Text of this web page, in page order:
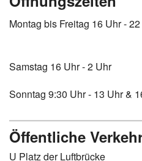
Montag bis Freitag 16 Uhr -
Samstag 16 Uhr - 2 Uhr
Sonntag 9:30 Uhr - 13 Uhr &
Öffentliche
U Platz der Luftbrücke